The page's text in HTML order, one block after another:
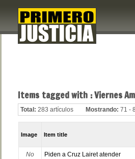
Items tagged with : Viernes
Total: 283 artículos Mostrando: 71 -
Image Item title
No
Piden a Cruz Lairet atender